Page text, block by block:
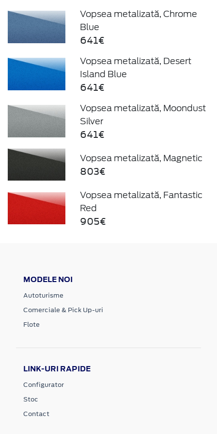
Vopsea metalizată, Chrome
Blue
641€
Vopsea metalizată, Desert
Island Blue
641€
Vopsea metalizată, Moondust
Silver
641€
Vopsea metalizată, Magnetic
803€
Vopsea metalizată, Fantastic
Red
905€
MODELE NOI
Autoturisme
Comerciale & Pick Up-uri
Flote
LINK-URI RAPIDE
Configurator
Stoc
Contact